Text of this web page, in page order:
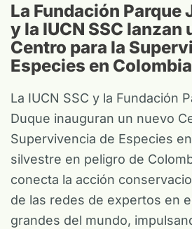
La Fundación Parque
y la IUCN SSC lanzan
Centro para la
Especies en Colombia
La IUCN SSC y la Fundación
Duque inauguran un nuevo
Supervivencia de Especies
silvestre en peligro de
conecta la acción
de las redes de expertos en
grandes del mundo,